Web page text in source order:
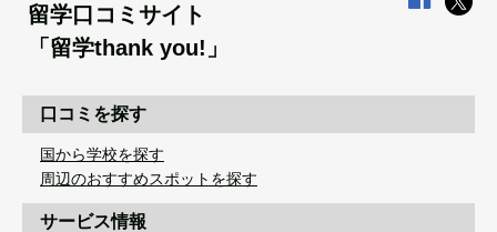
留学口コミサイト
「留学thank you!」
口コミを探す
国から学校を探す
周辺のおすすめスポットを探す
サービス情報